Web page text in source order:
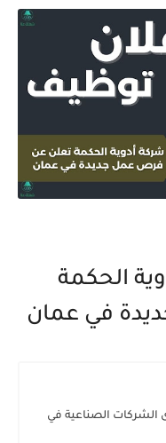
الحكمة
في عمان
الشركات الصناعية في